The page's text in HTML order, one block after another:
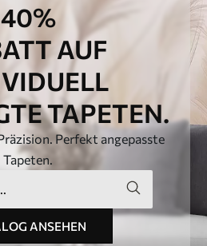
40%
AUF
TAPETEN.
Perfekt angepasste
Tapeten.
ANSEHEN